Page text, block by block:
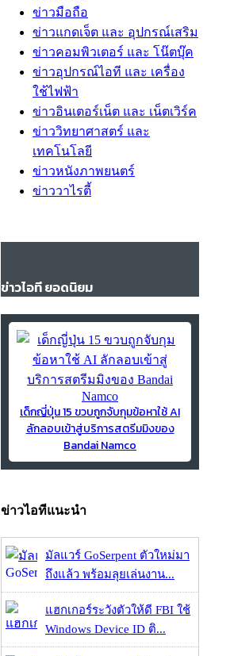
ข่าวมือถือ
ข่าวแกดเจ็ต และ อุปกรณ์เสริม
ข่าวคอมพิวเตอร์ และ โน๊ตบุ๊ค
ข่าวอุปกรณ์ไอที และ เครื่อง
ใช้ไฟฟ้า
ข่าวอินเตอร์เน็ต และ เน็ตเวิร์ค
ข่าววิทยาศาสตร์ และ
เทคโนโลยี
ข่าวหนังภาพยนตร์
ข่าววาไรตี้
ข่าวไอที ยอดนิยม
เด็กญี่ปุ่น 15 ขวบถูกจับกุมข้อหาใช้ AI
ลักลอบเข้าสู่บริการสตรีมมิงของ
Bandai Namco
ข่าวไอทีแนะนำ
มัลแวร์ GoSerpent ตัวใหม่มา
ถึงแล้ว พร้อมลุยเล่นงาน...
แฮกเกอร์ระวังตัวให้ดี FBI ใช้
Windows Device ID ติ...